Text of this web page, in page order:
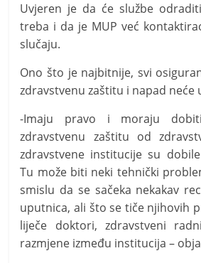
Uvjeren je da će službe
treba i da je MUP već
slučaju.
Ono što je najbitnije, svi
zdravstvenu zaštitu i napad neće
-Imaju pravo i moraju
zdravstvenu zaštitu od
zdravstvene institucije su
Tu može biti neki tehnički
smislu da se sačeka nekakav
uputnica, ali što se tiče njihovih
liječe doktori, zdravstveni
razmjene između institucija –